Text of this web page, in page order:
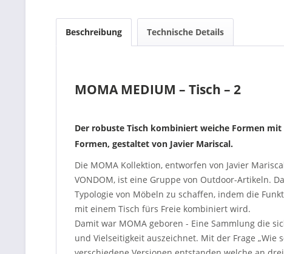
Beschreibung Technische Details
MOMA MEDIUM – Tisch – 2
Der robuste Tisch kombiniert weiche Formen
Formen, gestaltet von Javier Mariscal.
Die MOMA Kollektion, entworfen von Javier
VONDOM, ist eine Gruppe von Outdoor-Artikeln.
Typologie von Möbeln zu schaffen, indem die
mit einem Tisch fürs Freie kombiniert wird.
Damit war MOMA geboren - Eine Sammlung die
und Vielseitigkeit auszeichnet. Mit der Frage „Wie